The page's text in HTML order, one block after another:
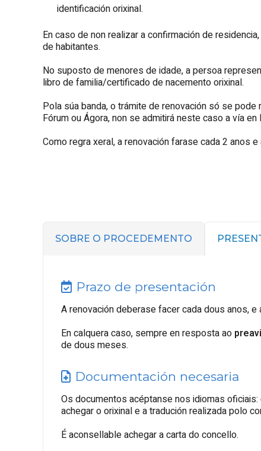
identificación orixinal.
En caso de non realizar a confirmación de
de habitantes.
No suposto de menores de idade, a persoa
libro de familia/certificado de nacemento orixinal.
Pola súa banda, o trámite de renovación só se
Fórum ou Ágora, non se admitirá neste caso a vía en
Como regra xeral, a renovación farase cada 2 anos
SOBRE O PROCEDEMENTO
Prazo de presentación
A renovación deberase facer cada dous anos, e
En calquera caso, sempre en resposta ao
de dous meses.
Documentación necesaria
Os documentos acéptanse nos idiomas
achegar o orixinal e a tradución realizada polo
É aconsellable achegar a carta do concello.